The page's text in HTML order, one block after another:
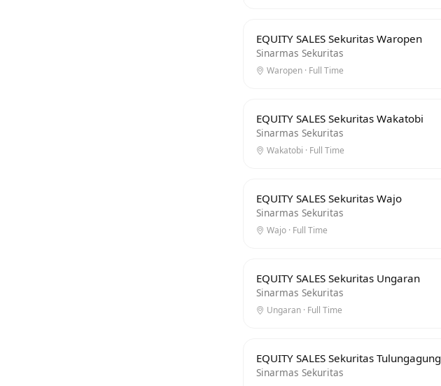
EQUITY SALES Sekuritas Waropen
Sinarmas Sekuritas
Waropen · Full Time
EQUITY SALES Sekuritas Wakatobi
Sinarmas Sekuritas
Wakatobi · Full Time
EQUITY SALES Sekuritas Wajo
Sinarmas Sekuritas
Wajo · Full Time
EQUITY SALES Sekuritas Ungaran
Sinarmas Sekuritas
Ungaran · Full Time
EQUITY SALES Sekuritas Tulungagung
Sinarmas Sekuritas